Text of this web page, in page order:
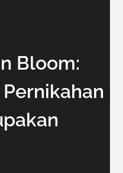
Bloom: